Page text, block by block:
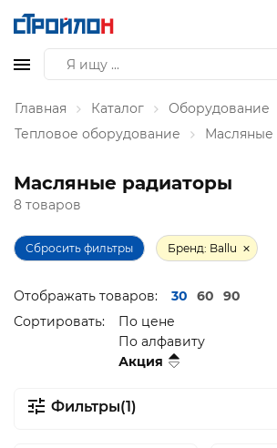
Главная Каталог
Оборудование
Тепловое оборудование
Масляные
Масляные радиаторы
8 товаров
Сбросить фильтры Бренд: Ballu
Отображать товаров: 30 60
90
Сортировать:
По цене
По алфавиту
Акция
Фильтры(1)